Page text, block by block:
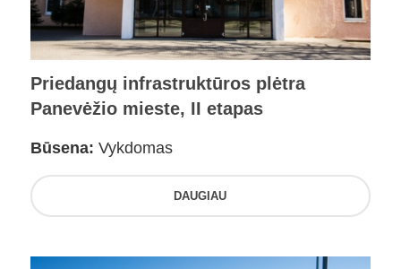
Priedangų infrastruktūros plėtra
Panevėžio mieste, II etapas
Būsena: Vykdomas
DAUGIAU